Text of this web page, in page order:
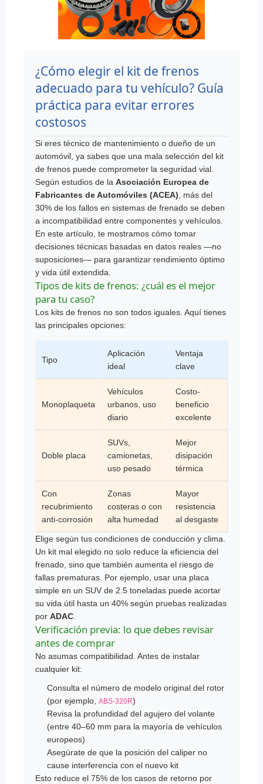
¿Cómo elegir el kit de frenos
adecuado para tu vehículo? Guía
práctica para evitar errores
costosos
Si eres técnico de mantenimiento o dueño de un
automóvil, ya sabes que una mala selección del kit
de frenos puede comprometer la seguridad vial.
Según estudios de la Asociación Europea de
Fabricantes de Automóviles (ACEA) , más del
30% de los fallos en sistemas de frenado se deben
a incompatibilidad entre componentes y vehículos.
En este artículo, te mostramos cómo tomar
decisiones técnicas basadas en datos reales —no
suposiciones— para garantizar rendimiento óptimo
y vida útil extendida.
Tipos de kits de frenos: ¿cuál es el mejor
para tu caso?
Los kits de frenos no son todos iguales. Aquí tienes
las principales opciones:
Tipo
Aplicación
ideal
Ventaja
clave
Monoplaqueta
Vehículos
urbanos, uso
diario
Costo-
beneficio
excelente
Doble placa
SUVs,
camionetas,
uso pesado
Mejor
disipación
térmica
Con
recubrimiento
anti-corrosión
Zonas
costeras o con
alta humedad
Mayor
resistencia
al desgaste
Elige según tus condiciones de conducción y clima.
Un kit mal elegido no solo reduce la eficiencia del
frenado, sino que también aumenta el riesgo de
fallas prematuras. Por ejemplo, usar una placa
simple en un SUV de 2.5 toneladas puede acortar
su vida útil hasta un 40% según pruebas realizadas
por ADAC
Verificación previa: lo que debes revisar
antes de comprar
No asumas compatibilidad. Antes de instalar
cualquier kit:
Consulta el número de modelo original del rotor
(por ejemplo, ABS-320R)
Revisa la profundidad del agujero del volante
(entre 40–60 mm para la mayoría de vehículos
europeos)
Asegúrate de que la posición del caliper no
cause interferencia con el nuevo kit
Esto reduce el 75% de los casos de retorno por